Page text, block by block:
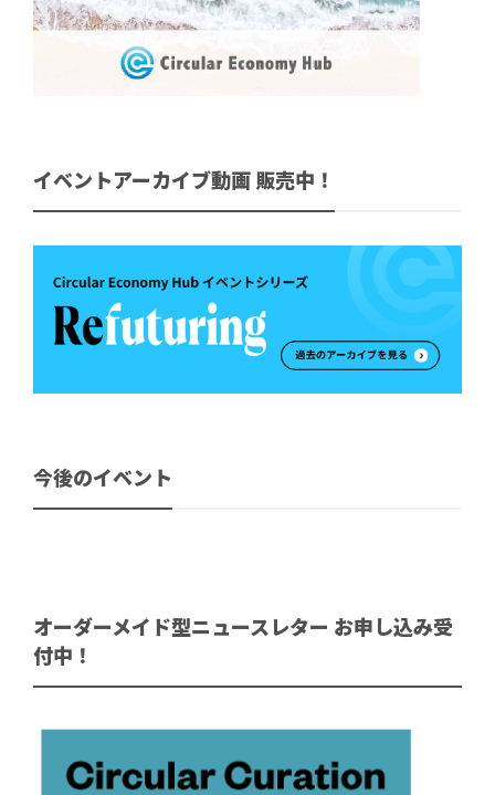
イベントアーカイブ動画 販売中！
今後のイベント
オーダーメイド型ニュースレター お申し込み受
付中！